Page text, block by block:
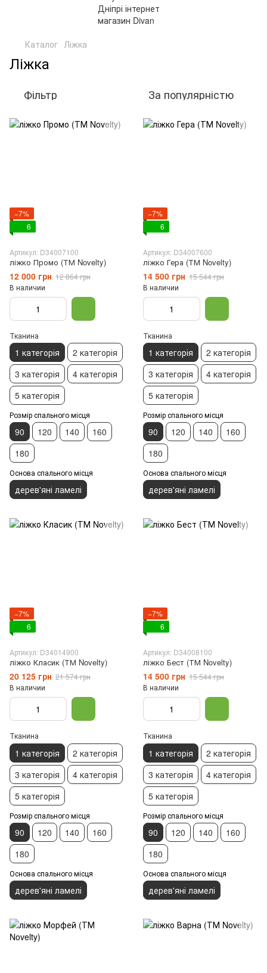
Каталог Ліжка
Ліжка
Фільтр За популярністю
−7%
6
Артикул: D34007100
ліжко Промо (ТМ Novelty)
12 000 грн 12 864 грн
В наличии
Тканина
1 категорія
2 категорія
3 категорія
4 категорія
5 категорія
Розмір спального місця
90 120 140
160
180
Основа спального місця
дерев'яні ламелі
−7%
6
Артикул: D34007600
ліжко Гера (ТМ Novelty)
14 500 грн 15 544 грн
В наличии
Тканина
1 категорія
2 категорія
3 категорія
4 категорія
5 категорія
Розмір спального місця
90 120 140
160
180
Основа спального місця
дерев'яні ламелі
−7%
6
Артикул: D34014900
ліжко Класик (ТМ Novelty)
20 125 грн 21 574 грн
В наличии
Тканина
1 категорія
2 категорія
3 категорія
4 категорія
5 категорія
Розмір спального місця
90 120 140
160
180
Основа спального місця
дерев'яні ламелі
−7%
6
Артикул: D34008100
ліжко Бест (ТМ Novelty)
14 500 грн 15 544 грн
В наличии
Тканина
1 категорія
2 категорія
3 категорія
4 категорія
5 категорія
Розмір спального місця
90 120 140
160
180
Основа спального місця
дерев'яні ламелі